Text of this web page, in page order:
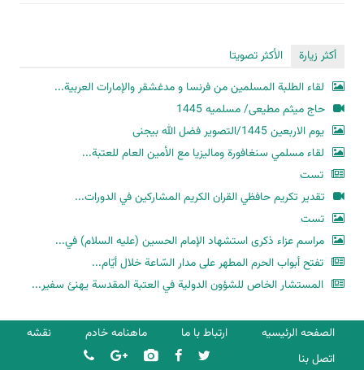
أكثر زيارة
الأكثر تصويتا
لقاء الطلبة المسلمين من فرنسا و مدغشقر والإمارات العربية...
حاج میثم مطیعی/ مسلمیه 1445
یوم الاربعین 1445/التصویر فضل الله بیجنی
لقاء مسلمي سنغافورة وماليزيا مع الأمين العام للعتبة...
تست
تقدير تكريم حافظي القران الكريم المشاركين في الدورات...
تست
مراسم عزاء ذكرى استشهاد الإمام الحسين (عليه السلام) في...
تفتح أبواب الحرم المطهر على مدار السّاعة خلال أيّام...
المستشار الخاص للشؤون الدولية في العتبة المقدسة يهنئ سفير...
الصفحه الرئیسیه ارتباط با ما ماهنامه خادم
نقشه
اتصل بنا